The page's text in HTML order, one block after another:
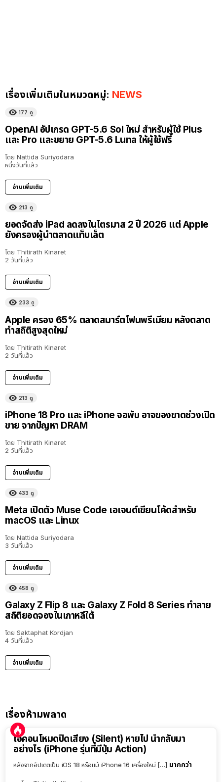
เรื่องเพิ่มเติมในหมวดหมู่: NEWS
177 ดู
OpenAI อัปเกรด GPT-5.6 Sol ใหม่ สำหรับผู้ใช้ Plus
และ Pro และขยาย GPT-5.6 Luna ให้ผู้ใช้ฟรี
โดย Nattida Suriyodara
หนึ่งวันที่แล้ว
อ่านเพิ่มเติม
213 ดู
ยอดจัดส่ง iPad ลดลงในไตรมาส 2 ปี 2026 แต่ Apple
ยังครองผู้นำตลาดแท็บเล็ต
โดย Thitirath Kinaret
2 วันที่แล้ว
อ่านเพิ่มเติม
233 ดู
Apple ครอง 65% ตลาดสมาร์ตโฟนพรีเมียม หลังตลาด
ทำสถิติสูงสุดใหม่
โดย Thitirath Kinaret
2 วันที่แล้ว
อ่านเพิ่มเติม
213 ดู
iPhone 18 Pro และ iPhone จอพับ อาจของขาดช่วงเปิด
ขาย จากปัญหา DRAM
โดย Thitirath Kinaret
2 วันที่แล้ว
อ่านเพิ่มเติม
433 ดู
Meta เปิดตัว Muse Code เอเจนต์เขียนโค้ดสำหรับ
macOS และ Linux
โดย Nattida Suriyodara
3 วันที่แล้ว
อ่านเพิ่มเติม
458 ดู
Galaxy Z Flip 8 และ Galaxy Z Fold 8 Series ทำลาย
สถิติยอดจองในเกาหลีใต้
โดย Saktaphat Kordjan
4 วันที่แล้ว
อ่านเพิ่มเติม
เรื่องห้ามพลาด
ไอคอนโหมดปิดเสียง (Silent) หายไป นำกลับมา
อย่างไร (iPhone รุ่นที่มีปุ่ม Action)
หลังจากอัปเดตเป็น iOS 18 หรือแม้ iPhone 16 เครื่องใหม่ […] มากกว่า